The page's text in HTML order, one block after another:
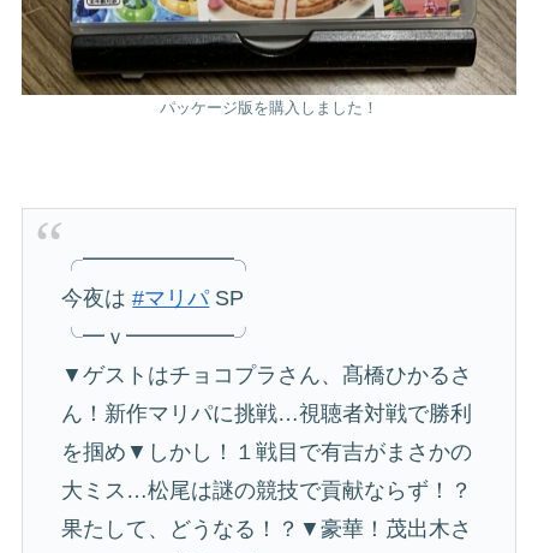
パッケージ版を購入しました！
╭━━━━━━━╮
今夜は#マリパSP
╰━ｖ━━━━━╯
▼ゲストはチョコプラさん、髙橋ひかるさ
ん！新作マリパに挑戦…視聴者対戦で勝利
を掴め▼しかし！１戦目で有吉がまさかの
大ミス…松尾は謎の競技で貢献ならず！？
果たして、どうなる！？▼豪華！茂出木さ